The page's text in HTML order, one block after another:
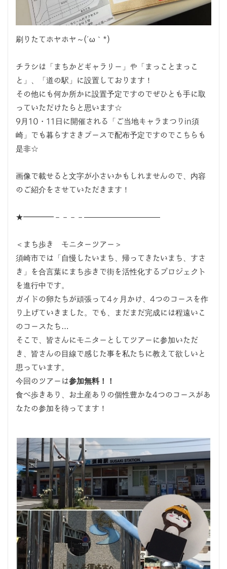
刷りたてホヤホヤ～(´ω｀*)
チラシは「まちかどギャラリー」や「まっことまっこ
と」、「道の駅」に設置しております！
その他にも何か所かに設置予定ですのでぜひとも手に取
っていただけたらと思います☆
9月10・11日に開催される「ご当地キャラまつりin須
崎」でも暮らすさきブースで配布予定ですのでこちらも
是非☆
画像で載せると文字が小さいかもしれませんので、内容
のご紹介をさせていただきます！
★━━━━－－－－——————————
＜まち歩き モニターツアー＞
須崎市では「自慢したいまち、帰ってきたいまち、すさ
き」を合言葉にまち歩きで街を活性化するプロジェクト
を進行中です。
ガイドの卵たちが頑張って4ヶ月かけ、4つのコースを作
り上げていきました。でも、まだまだ完成には程遠いこ
のコースたち…
そこで、皆さんにモニターとしてツアーに参加いただ
き、皆さんの目線で感じた事を私たちに教えて欲しいと
思っています。
今回のツアーは参加無料！！
食べ歩きあり、お土産ありの個性豊かな4つのコースがあ
なたの参加を待ってます！